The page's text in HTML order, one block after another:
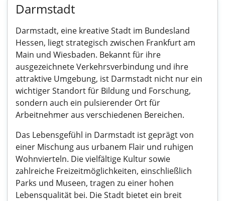
Darmstadt
Darmstadt, eine kreative Stadt im Bundesland
Hessen, liegt strategisch zwischen Frankfurt am
Main und Wiesbaden. Bekannt für ihre
ausgezeichnete Verkehrsverbindung und ihre
attraktive Umgebung, ist Darmstadt nicht nur ein
wichtiger Standort für Bildung und Forschung,
sondern auch ein pulsierender Ort für
Arbeitnehmer aus verschiedenen Bereichen.
Das Lebensgefühl in Darmstadt ist geprägt von
einer Mischung aus urbanem Flair und ruhigen
Wohnvierteln. Die vielfältige Kultur sowie
zahlreiche Freizeitmöglichkeiten, einschließlich
Parks und Museen, tragen zu einer hohen
Lebensqualität bei. Die Stadt bietet ein breit